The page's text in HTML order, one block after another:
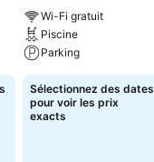
Wi-Fi gratuit
Piscine
Parking
Sélectionnez des dates
pour voir les prix
exacts